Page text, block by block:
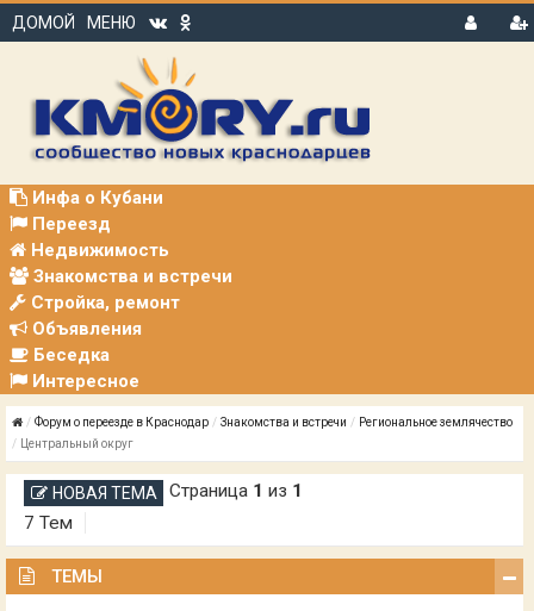
ДОМОЙ
МЕНЮ
В
Р
Инфа о Кубани
Переезд
Недвижимость
Знакомства и встречи
Стройка, ремонт
Объявления
Беседка
Интересное
Форум о переезде в Краснодар Знакомства и встречи
Региональное землячество
Центральный округ
НОВАЯ ТЕМА
7 Тем
Страница 1 из 1
ТЕМЫ